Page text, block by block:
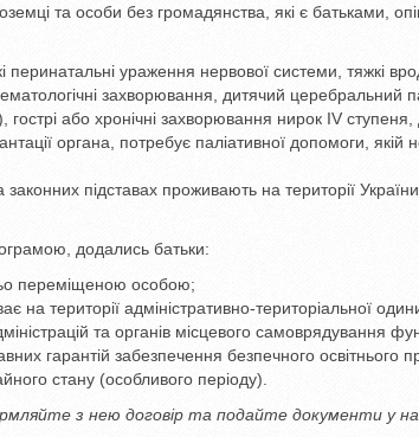
та особи без громадянства, які є батьками,
перинатальні ураження нервової системи, тяжкі
захворювання, дитячий церебральний
гострі або хронічні захворювання нирок IV
органа, потребує паліативної допомоги, якій
підставах проживають на території
додались батьки:
переміщеною особою;
на території адміністративно-територіальної
та органів місцевого самоврядування
гарантій забезпечення безпечного освітнього
стану (особливого періоду).
з нею договір та подайте документи у